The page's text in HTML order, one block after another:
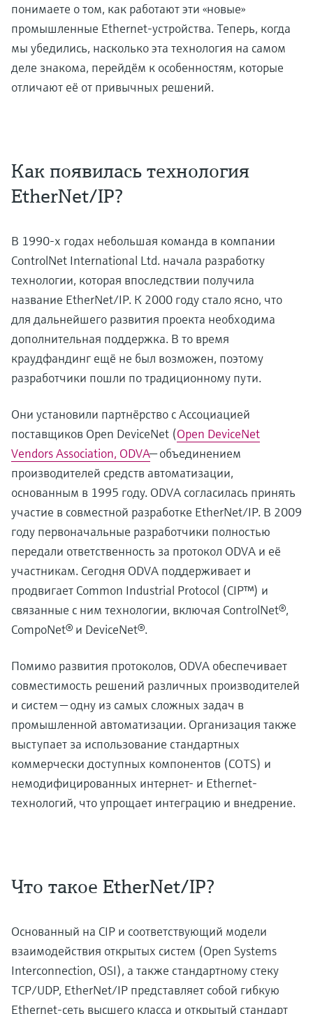
понимаете о том, как работают эти «новые»
промышленные Ethernet-устройства. Теперь, когда
мы убедились, насколько эта технология на самом
деле знакома, перейдём к особенностям, которые
отличают её от привычных решений.
Как появилась технология
EtherNet/IP?
В 1990-х годах небольшая команда в компании
ControlNet International Ltd. начала разработку
технологии, которая впоследствии получила
название EtherNet/IP. К 2000 году стало ясно, что
для дальнейшего развития проекта необходима
дополнительная поддержка. В то время
краудфандинг ещё не был возможен, поэтому
разработчики пошли по традиционному пути.
Они установили партнёрство с Ассоциацией
поставщиков Open DeviceNet (Open DeviceNet
Vendors Association, ODVA— объединением
производителей средств автоматизации,
основанным в 1995 году. ODVA согласилась принять
участие в совместной разработке EtherNet/IP. В 2009
году первоначальные разработчики полностью
передали ответственность за протокол ODVA и её
участникам. Сегодня ODVA поддерживает и
продвигает Common Industrial Protocol (CIP™) и
связанные с ним технологии, включая ControlNet®,
CompoNet® и DeviceNet®.
Помимо развития протоколов, ODVA обеспечивает
совместимость решений различных производителей
и систем — одну из самых сложных задач в
промышленной автоматизации. Организация также
выступает за использование стандартных
коммерчески доступных компонентов (COTS) и
немодифицированных интернет- и Ethernet-
технологий, что упрощает интеграцию и внедрение.
Что такое EtherNet/IP?
Основанный на CIP и соответствующий модели
взаимодействия открытых систем (Open Systems
Interconnection, OSI), а также стандартному стеку
TCP/UDP, EtherNet/IP представляет собой гибкую
Ethernet-сеть высшего класса и открытый стандарт